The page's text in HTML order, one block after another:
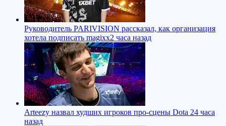
Руководитель PARIVISION рассказал, как организация
хотела подписать magixx2 часа назад
Arteezy назвал худших игроков про-сцены Dota 24 часа
назад